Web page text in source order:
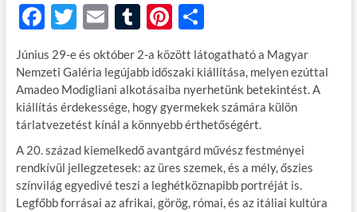
F
ac
e
b
o
o
k
T
w
itt
er
E
m
ail
T
u
m
bl
r
Pi
nt
er
es
t
O
ss
za
m
e
g
Június 29-e és október 2-a között látogatható a Magyar
Nemzeti Galéria legújabb időszaki kiállítása, melyen ezúttal
Amadeo Modigliani alkotásaiba nyerhetünk betekintést. A
kiállítás érdekessége, hogy gyermekek számára külön
tárlatvezetést kínál a könnyebb érthetőségért.
A 20. század kiemelkedő avantgárd művész festményei
rendkívül jellegzetesek: az üres szemek, és a mély, őszies
színvilág egyedivé teszi a leghétköznapibb portréját is.
Legfőbb forrásai az afrikai, görög, római, és az itáliai kultúra